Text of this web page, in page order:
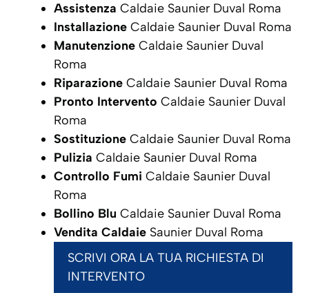
Assistenza Caldaie Saunier Duval Roma
Installazione Caldaie Saunier Duval Roma
Manutenzione Caldaie Saunier Duval
Roma
Riparazione Caldaie Saunier Duval Roma
Pronto Intervento Caldaie Saunier Duval
Roma
Sostituzione Caldaie Saunier Duval Roma
Pulizia Caldaie Saunier Duval Roma
Controllo Fumi Caldaie Saunier Duval
Roma
Bollino Blu Caldaie Saunier Duval Roma
Vendita Caldaie Saunier Duval Roma
SCRIVI ORA LA TUA RICHIESTA DI
INTERVENTO